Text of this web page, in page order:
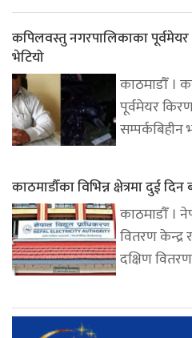
कपिलवस्तु नगरपालिकाका
भेटियो
काठमाडौँ ।
पूर्वमेयर
काठमाडौँका विभिन्न क्षेत्रमा दुई दिन
काठमाडौँ ।
वितरण केन्द्र
दक्षिण वितरण